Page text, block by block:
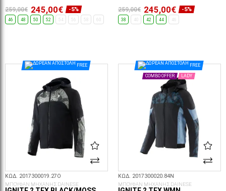
259,00€ 245,00€ -5%
46 48 50 52 54 56 58 60
259,00€ 245,00€ -5%
38 40 42 44 46
FREE
ΚΩΔ. 2017300019.27O
ΜΠΟΥΦΑΝ ΜΗΧΑΝΗΣ DAINESE
FREE
COMBO OFFER LADY
ΚΩΔ. 2017300020.84N
ΜΠΟΥΦΑΝ ΜΗΧΑΝΗΣ DAINESE